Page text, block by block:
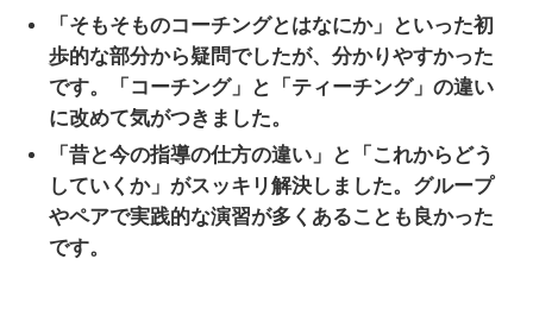
「そもそものコーチングとはなにか」といった初
歩的な部分から疑問でしたが、分かりやすかった
です。「コーチング」と「ティーチング」の違い
に改めて気がつきました。
「昔と今の指導の仕方の違い」と「これからどう
していくか」がスッキリ解決しました。グループ
やペアで実践的な演習が多くあることも良かった
です。